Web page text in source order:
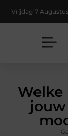
Vrijdag 7